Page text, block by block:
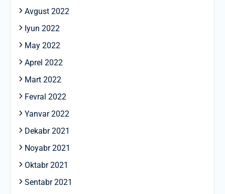
Avgust 2022
Iyun 2022
May 2022
Aprel 2022
Mart 2022
Fevral 2022
Yanvar 2022
Dekabr 2021
Noyabr 2021
Oktabr 2021
Sentabr 2021